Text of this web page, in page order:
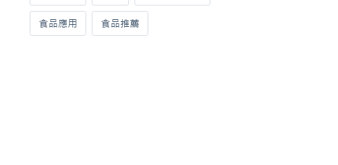
食品應用 食品推薦